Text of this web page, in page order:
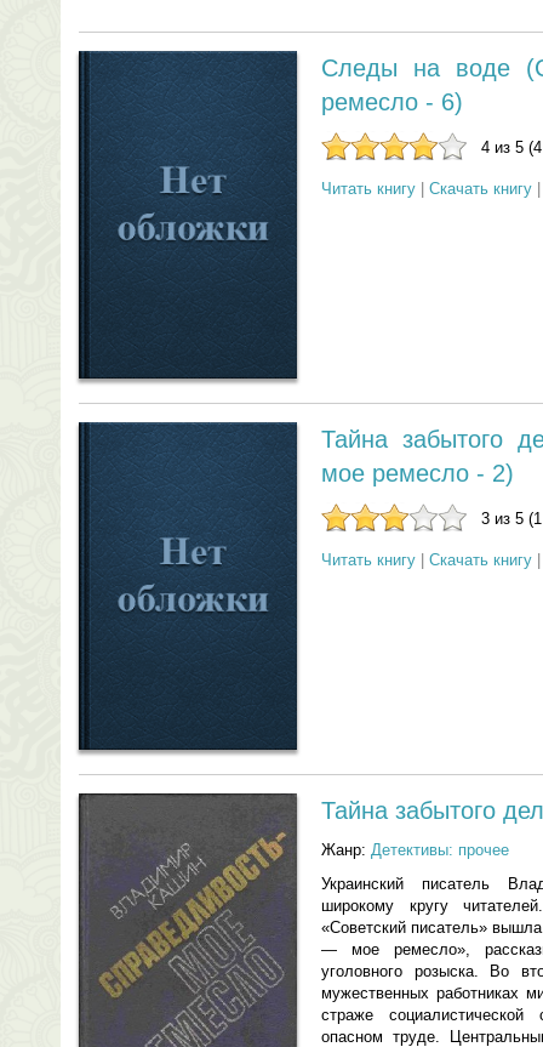
Следы на воде
ремесло - 6)
4 из 5
Читать книгу Скачать книгу
Тайна забытого
мое ремесло - 2)
3 из 5
Читать книгу Скачать книгу
Тайна забытого
Жанр: Детективы: прочее
Украинский писатель
широкому кругу
«Советский писатель»
— мое ремесло»,
уголовного розыска. Во
мужественных работниках
страже
опасном труде.